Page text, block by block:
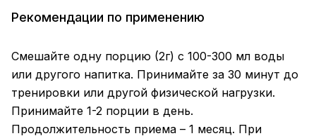
Рекомендации по применению
Смешайте одну порцию (2г) с 100-300 мл воды
или другого напитка. Принимайте за 30 минут до
тренировки или другой физической нагрузки.
Принимайте 1-2 порции в день.
Продолжительность приема – 1 месяц. При